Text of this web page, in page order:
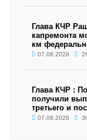
Глава КЧР
капремонта
км
07.08.2026
Глава КЧР :
получили
третьего и
07.08.2026